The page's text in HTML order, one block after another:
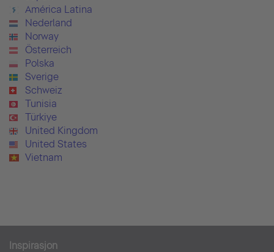
América Latina
Nederland
Norway
Österreich
Polska
Sverige
Schweiz
Tunisia
Türkiye
United Kingdom
United States
Vietnam
Inspirasjon